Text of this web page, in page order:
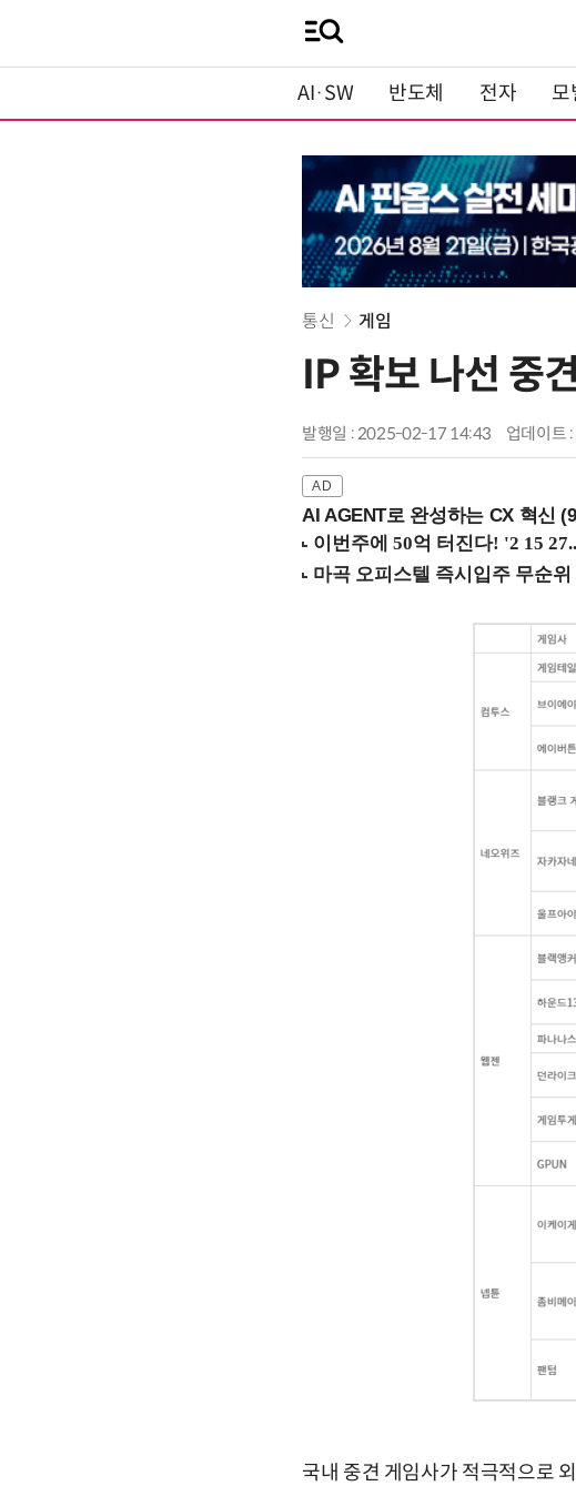
AI·SW 반도체 전자 모
통신 게임
IP 확보 나선 중
발행일 : 2025-02-17 14:43 업데이트
AI AGENT로 완성하는 CX 혁신
국내 중견 게임사가 적극적으로